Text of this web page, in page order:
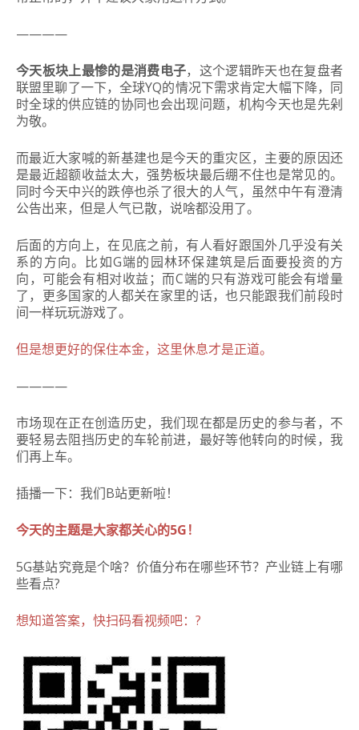
————
今天板块上最惨的是消费电子，这个逻辑昨天也在复盘者
联盟里聊了一下，全球YQ的情况下需求肯定大幅下降，同
时全球的供应链的协同也会出现问题，机构今天也是先剁
为敬。
而最近大家喊的新基建也是今天的重灾区，主要的原因还
是最近超额收益太大，强势板块最后绷不住也是常见的。
同时今天中兴的跌停也杀了很大的人气，虽然中午有澄清
公告出来，但是人气已散，说啥都没用了。
后面的方向上，在见底之前，有人看好跟国外几乎没有关
系的方向。比如G端的园林环保建筑是后面要投资的方
向，可能会有相对收益；而C端的只有游戏可能会有增量
了，更多国家的人都关在家里的话，也只能跟我们前段时
间一样玩玩游戏了。
但是想更好的保住本金，这里休息才是正道。
————
市场现在正在创造历史，我们现在都是历史的参与者，不
要轻易去阻挡历史的车轮前进，最好等他转向的时候，我
们再上车。
插播一下：我们B站更新啦！
今天的主题是大家都关心的5G！
5G基站究竟是个啥？价值分布在哪些环节？产业链上有哪
些看点?
想知道答案，快扫码看视频吧：?